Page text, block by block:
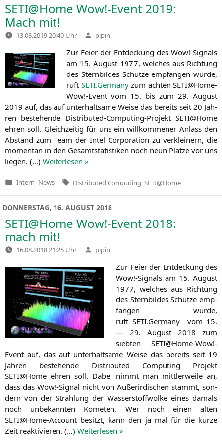
SETI@Home Wow!-Event 2019:
Mach mit!
13.08.2019 20:40 Uhr Verfasst
von
pipin
Zur Fei­er der Ent­de­ckung des Wow!-Signals
am 15. August 1977, wel­ches aus Rich­tung
des Stern­bil­des Schüt­ze emp­fan­gen wur­de,
ruft SETI.Germanyzum ach­ten SETI@Home-
Wow!-Event vom 15. bis zum 29. August
2019 auf, das auf unter­halt­sa­me Wei­se das bereits seit 20 Jah­
ren bestehen­de Dis­tri­bu­ted-Com­pu­ting-Pro­jekt SETI@Home
ehren soll. Gleich­zei­tig für uns ein will­kom­me­ner Anlass den
Abstand zum Team der Intel Cor­po­ra­ti­on zu ver­klei­nern, die
momen­tan in den Gesamt­sta­tis­ti­ken noch neun Plät­ze vor uns
lie­gen. (…) Wei­ter­le­sen »
Veröffentlicht
Intern–News Tags:
Distributed Computing SETI@Home
DONNERSTAG, 16. AUGUST 2018
SETI@Home Wow!-Event 2018:
mach mit!
16.08.2018 21:25 Uhr Verfasst
von
pipin
Zur Fei­er der Ent­de­ckung des
Wow!-Signals am 15. August
1977, wel­ches aus Rich­tung
des Stern­bil­des Schüt­ze emp­
fan­gen wur­de,
ruft SETI.Germany vom 15.
— 29. August 2018 zum
sieb­ten SETI@Home-Wow!-
Event auf, das auf unter­halt­sa­me Wei­se das bereits seit 19
Jah­ren bestehen­de Dis­tri­bu­ted Com­pu­ting Pro­jekt
SETI@Home ehren soll. Dabei nimmt man mitt­ler­wei­le an,
dass das Wow!-Signal nicht von Außer­ir­di­schen stammt, son­
dern von der Strah­lung der Was­ser­stoff­wol­ke eines damals
noch unbe­kann­ten Kome­ten. Wer noch einen alten
SETI@Home-Account besitzt, kann den ja mal für die kur­ze
Zeit reak­ti­vie­ren. (…) Wei­ter­le­sen »